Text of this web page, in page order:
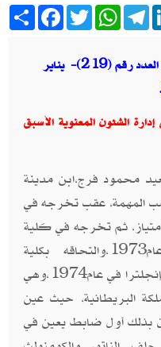
Share Facebook
Twitter
(219)- يناير
.
الشئون المعنوية الأسبق
محمود فرج،ابن مدينة
المهمة، عقب تخرجه في
عام1963بتقدير امتياز، ثم تخرجه في كلية
القادة والأركانالمصرية في عام1973،والتحاقه بكلية
كمبرلي الملكية لأركان الحرب بإنجلترا في عام1974،وهي
البريطانية، حيث عين
بذلك أول ضابط يعين في